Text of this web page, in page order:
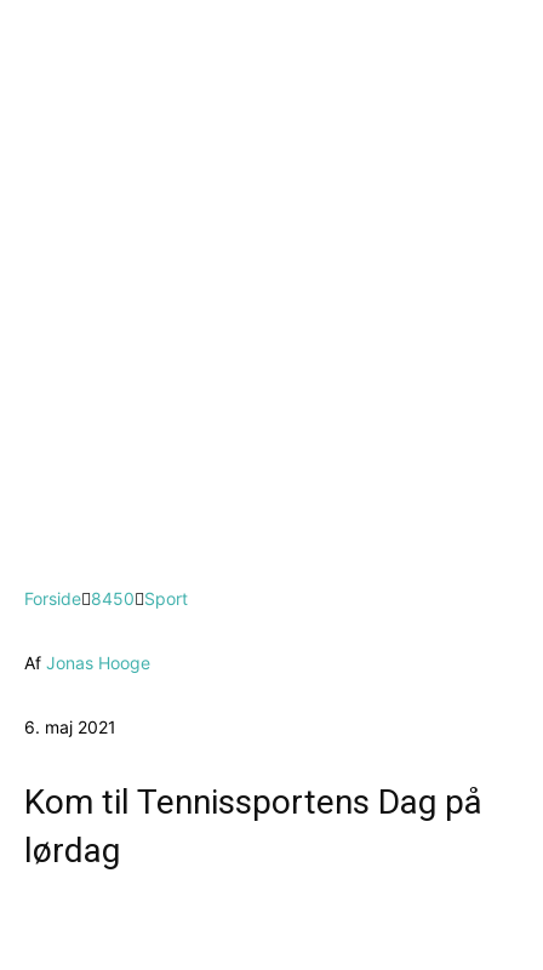
Forside 8450 Sport
Af Jonas Hooge
6. maj 2021
Kom til Tennissportens Dag på
lørdag